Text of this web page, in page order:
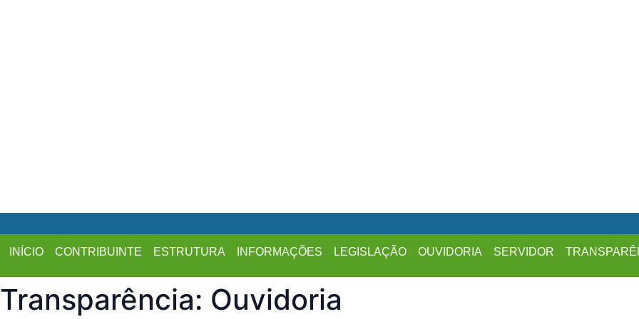
INÍCIO CONTRIBUINTE ESTRUTURA INFORMAÇÕES LEGISLAÇÃO OUVIDORIA SERVIDOR
Transparência: Ouvidoria